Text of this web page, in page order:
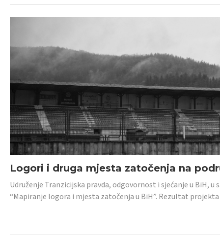
Logori i druga mjesta zatočenja na
Udruženje Tranzicijska pravda, odgovornost i sjećanje u BiH,
“Mapiranje logora i mjesta zatočenja u BiH”. Rezultat